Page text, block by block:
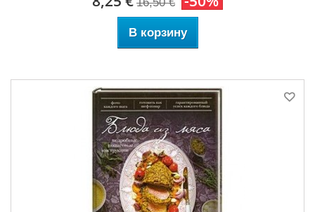
В корзину